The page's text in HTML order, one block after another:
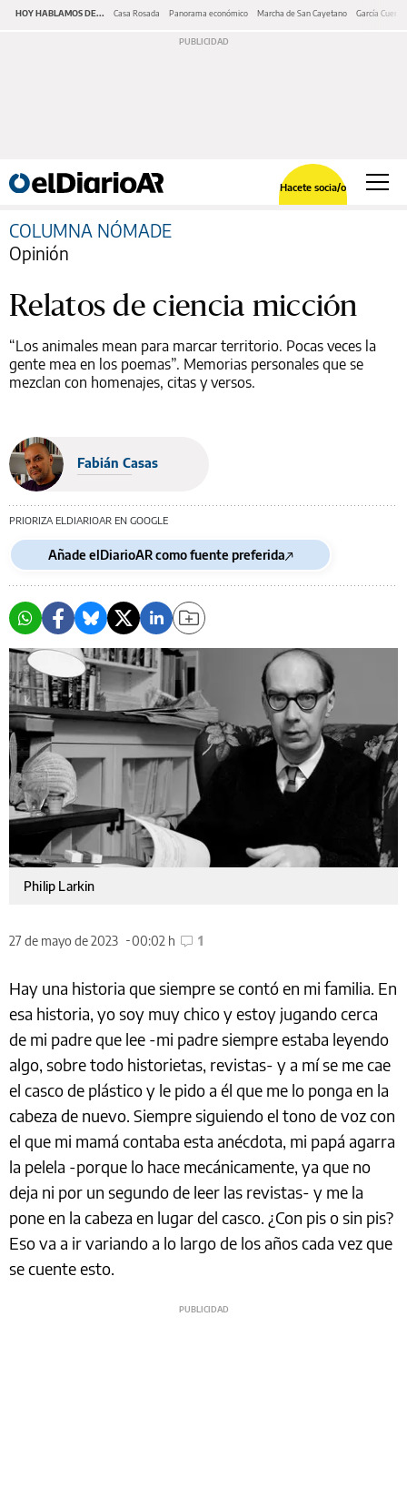
HOY HABLAMOS DE... Casa Rosada Panorama económico Marcha de San Cayetano García Cuerva
Hacete socia/o
COLUMNA NÓMADE
Opinión
Relatos de ciencia micción
“Los animales mean para marcar territorio. Pocas veces la
gente mea en los poemas”. Memorias personales que se
mezclan con homenajes, citas y versos.
Fabián Casas
PRIORIZA ELDIARIOAR EN GOOGLE
Añade elDiarioAR como fuente preferida
Philip Larkin
27 de mayo de 2023 00:02 h 1
Hay una historia que siempre se contó en mi familia. En
esa historia, yo soy muy chico y estoy jugando cerca
de mi padre que lee -mi padre siempre estaba leyendo
algo, sobre todo historietas, revistas- y a mí se me cae
el casco de plástico y le pido a él que me lo ponga en la
cabeza de nuevo. Siempre siguiendo el tono de voz con
el que mi mamá contaba esta anécdota, mi papá agarra
la pelela -porque lo hace mecánicamente, ya que no
deja ni por un segundo de leer las revistas- y me la
pone en la cabeza en lugar del casco. ¿Con pis o sin pis?
Eso va a ir variando a lo largo de los años cada vez que
se cuente esto.